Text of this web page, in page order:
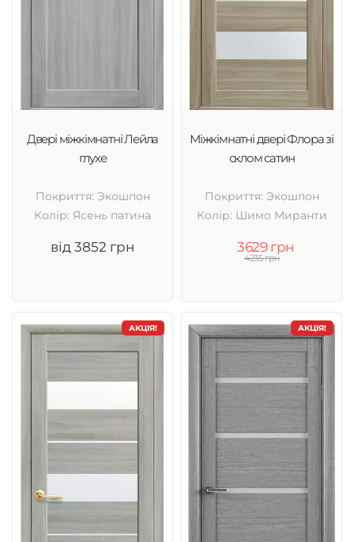
Двері міжкімнатні Лейла
глухе
Покриття: Экошпон
Колір: Ясень патина
від 3852 грн
Міжкімнатні двері Флора зі
склом сатин
Покриття: Экошпон
Колір: Шимо Миранти
3629 грн
4235 грн
АКЦІЯ! АКЦІЯ!